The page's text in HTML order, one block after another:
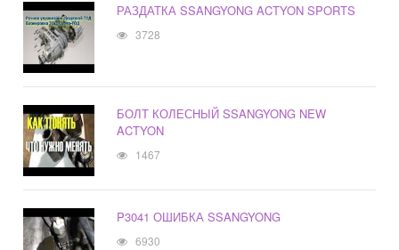
РАЗДАТКА SSANGYONG ACTYON SPORTS
3728
БОЛТ КОЛЕСНЫЙ SSANGYONG NEW
ACTYON
1467
P3041 ОШИБКА SSANGYONG
6930